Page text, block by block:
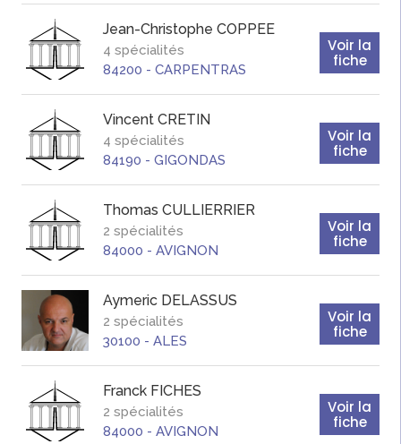
Jean-Christophe COPPEE
4 spécialités
84200 - CARPENTRAS
Voir la
fiche
Vincent CRETIN
4 spécialités
84190 - GIGONDAS
Voir la
fiche
Thomas CULLIERRIER
2 spécialités
84000 - AVIGNON
Voir la
fiche
Aymeric DELASSUS
2 spécialités
30100 - ALES
Voir la
fiche
Franck FICHES
2 spécialités
84000 - AVIGNON
Voir la
fiche